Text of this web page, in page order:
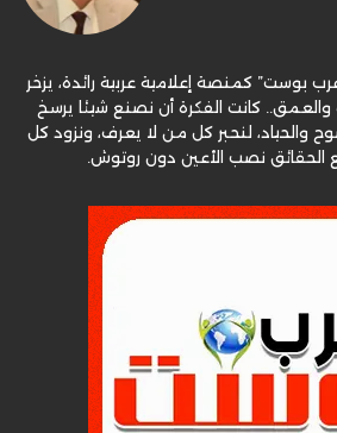
بوست” كمنصة إعلامية عربية رائدة، يزخر
والعمق.. كانت الفكرة أن نصنع شيئا يرسخ
والحياد، لنحبر كل من لا يعرف، ونزود كل
نصب الأعين دون روتوش.